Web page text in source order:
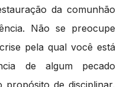
da comunhão
Não se preocupe
pela qual você está
de algum pecado
propósito de disciplinar,